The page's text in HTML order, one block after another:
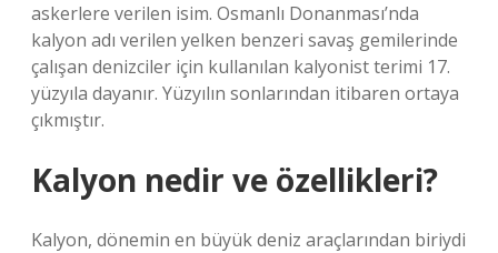
askerlere verilen isim. Osmanlı Donanması’nda
kalyon adı verilen yelken benzeri savaş gemilerinde
çalışan denizciler için kullanılan kalyonist terimi 17.
yüzyıla dayanır. Yüzyılın sonlarından itibaren ortaya
çıkmıştır.
Kalyon nedir ve özellikleri?
Kalyon, dönemin en büyük deniz araçlarından biriydi